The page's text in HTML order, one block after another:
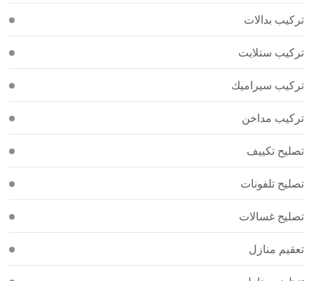
تركيب بدالات
تركيب ستلايت
تركيب سيراميك
تركيب مداخن
تصليح تكييف
تصليح تلفونات
تصليح غسالات
تعقيم منازل